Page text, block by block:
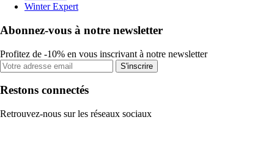
Winter Expert
Abonnez-vous à notre newsletter
Profitez de -10% en vous inscrivant à notre newsletter
S'inscrire
Restons connectés
Retrouvez-nous sur les réseaux sociaux